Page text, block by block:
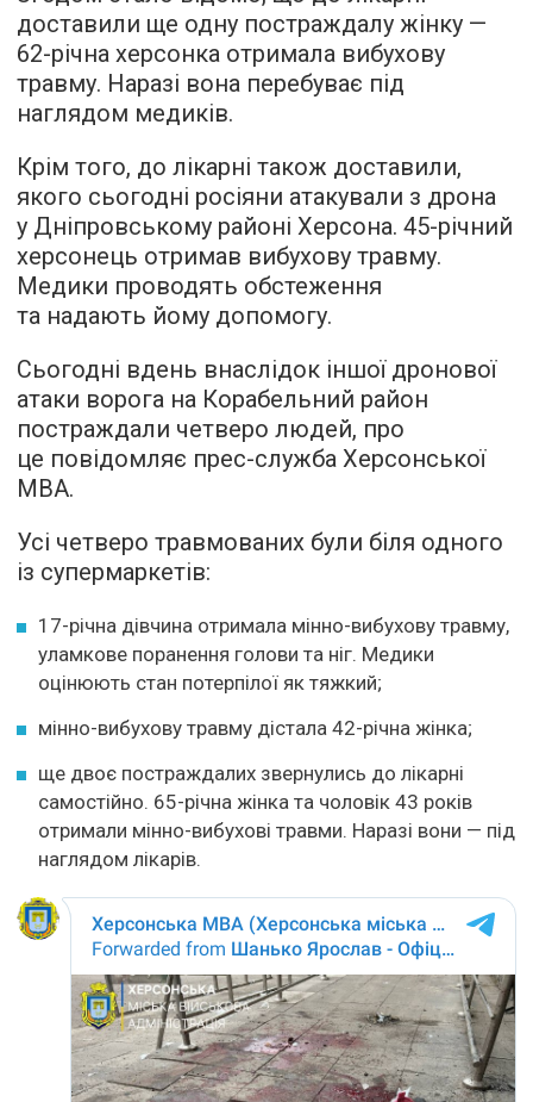
доставили ще одну постраждалу жінку —
62-річна херсонка отримала вибухову
травму. Наразі вона перебуває під
наглядом медиків.
Крім того, до лікарні також доставили,
якого сьогодні росіяни атакували з дрона
у Дніпровському районі Херсона. 45-річний
херсонець отримав вибухову травму.
Медики проводять обстеження
та надають йому допомогу.
Сьогодні вдень внаслідок іншої дронової
атаки ворога на Корабельний район
постраждали четверо людей, про
це повідомляє прес-служба Херсонської
МВА.
Усі четверо травмованих були біля одного
із супермаркетів:
17-річна дівчина отримала мінно-вибухову травму,
уламкове поранення голови та ніг. Медики
оцінюють стан потерпілої як тяжкий;
мінно-вибухову травму дістала 42-річна жінка;
ще двоє постраждалих звернулись до лікарні
самостійно. 65-річна жінка та чоловік 43 років
отримали мінно-вибухові травми. Наразі вони — під
наглядом лікарів.